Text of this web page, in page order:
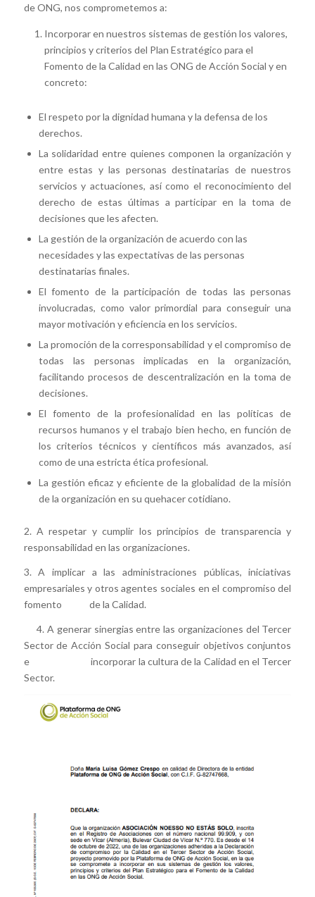
de ONG, nos comprometemos a:
Incorporar en nuestros sistemas de gestión los valores,
principios y criterios del Plan Estratégico para el
Fomento de la Calidad en las ONG de Acción Social y en
concreto:
El respeto por la dignidad humana y la defensa de los
derechos.
La solidaridad entre quienes componen la organización y
entre estas y las personas destinatarias de nuestros
servicios y actuaciones, así como el reconocimiento del
derecho de estas últimas a participar en la toma de
decisiones que les afecten.
La gestión de la organización de acuerdo con las
necesidades y las expectativas de las personas
destinatarias finales.
El fomento de la participación de todas las personas
involucradas, como valor primordial para conseguir una
mayor motivación y eficiencia en los servicios.
La promoción de la corresponsabilidad y el compromiso de
todas las personas implicadas en la organización,
facilitando procesos de descentralización en la toma de
decisiones.
El fomento de la profesionalidad en las políticas de
recursos humanos y el trabajo bien hecho, en función de
los criterios técnicos y científicos más avanzados, así
como de una estricta ética profesional.
La gestión eficaz y eficiente de la globalidad de la misión
de la organización en su quehacer cotidiano.
2. A respetar y cumplir los principios de transparencia y
responsabilidad en las organizaciones.
3. A implicar a las administraciones públicas, iniciativas
empresariales y otros agentes sociales en el compromiso del
fomento de la Calidad.
4. A generar sinergias entre las organizaciones del Tercer
Sector de Acción Social para conseguir objetivos conjuntos
e incorporar la cultura de la Calidad en el Tercer
Sector.